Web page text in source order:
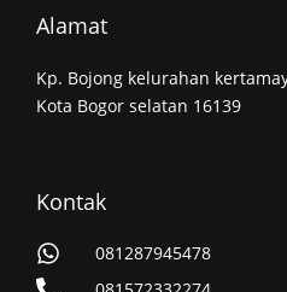
Alamat
Kp. Bojong kelurahan
Kota Bogor selatan 16139
Kontak
081287945478